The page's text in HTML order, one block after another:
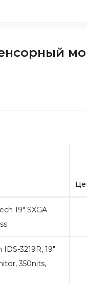
19" SXGA
3219R, 19"
350nits,